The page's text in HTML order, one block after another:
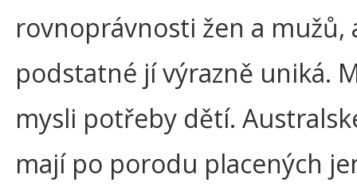
rovnoprávnosti žen a mužů,
podstatné jí výrazně uniká.
mysli potřeby dětí.
mají po porodu placených